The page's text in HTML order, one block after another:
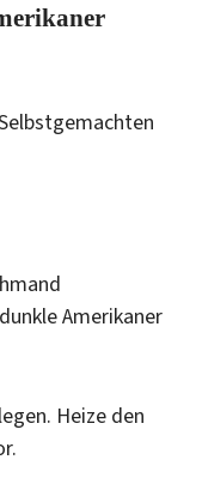
Amerikaner
Heize den